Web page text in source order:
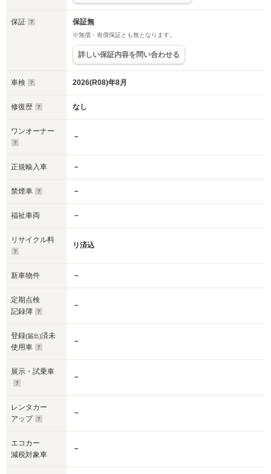
保証 保証無
※無償・有償保証とも無となります。
詳しい保証内容を問い合わせる
車検 2026(R08)年8月
修復歴 なし
ワンオーナー
－
正規輸入車 －
禁煙車 －
福祉車両 －
リサイクル料
リ済込
新車物件 －
定期点検
記録簿
－
登録(届出)済未
使用車
－
展示・試乗車
－
レンタカー
アップ
－
エコカー
減税対象車
－